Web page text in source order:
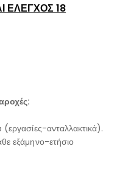
ΈΛΕΓΧΟΣ 18
ανταλλακτικά).
εξάμηνο-ετήσιο